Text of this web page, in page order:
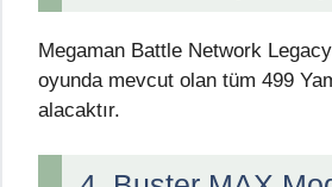
Megaman Battle Network
oyunda mevcut olan tüm 499
alacaktır.